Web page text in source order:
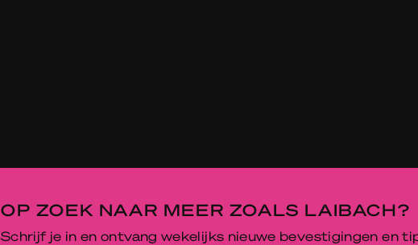
OP ZOEK NAAR MEER ZOALS LAIBACH?
Schrijf je in en ontvang wekelijks nieuwe bevestigingen en